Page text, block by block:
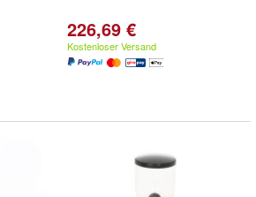
226,69 €
Kostenloser Versand